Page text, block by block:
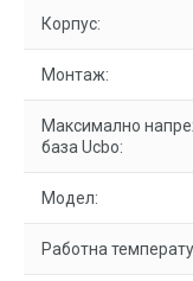
Корпус:
Монтаж:
Максимално
база Ucbo:
Модел:
Работна